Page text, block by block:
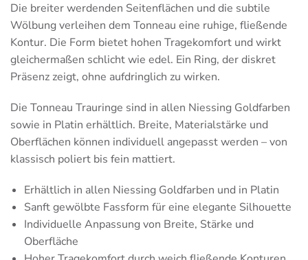
Die breiter werdenden Seitenflächen und die subtile
Wölbung verleihen dem Tonneau eine ruhige, fließende
Kontur. Die Form bietet hohen Tragekomfort und wirkt
gleichermaßen schlicht wie edel. Ein Ring, der diskret
Präsenz zeigt, ohne aufdringlich zu wirken.
Die Tonneau Trauringe sind in allen Niessing Goldfarben
sowie in Platin erhältlich. Breite, Materialstärke und
Oberflächen können individuell angepasst werden – von
klassisch poliert bis fein mattiert.
Erhältlich in allen Niessing Goldfarben und in Platin
Sanft gewölbte Fassform für eine elegante Silhouette
Individuelle Anpassung von Breite, Stärke und
Oberfläche